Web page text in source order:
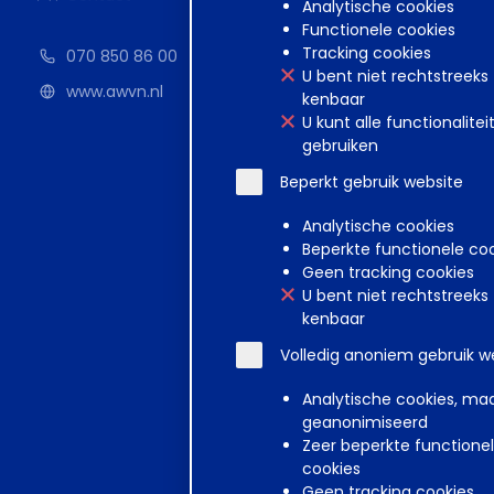
Analytische cookies
Functionele cookies
Tracking cookies
U bent niet rechtstreeks
kenbaar
U kunt alle
gebruiken
Beperkt gebruik website
Analytische cookies
Beperkte functionele
Geen tracking cookies
U bent niet rechtstreeks
kenbaar
Volledig anoniem gebruik
Analytische cookies,
geanonimiseerd
Zeer beperkte
cookies
070 850 86 00
www.awvn.nl
Sweco
01-
Disclaimer